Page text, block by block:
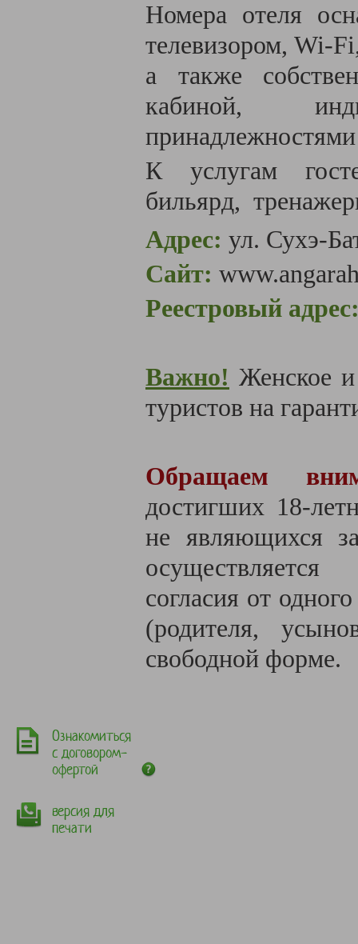
Номера отеля
телевизором, Wi-
а также
кабиной,
К услугам
бильярд,
Адрес: ул. Сухэ-
Сайт:
Реестровый
Важно! Женское
туристов на
Обращаем
достигших 18-
не являющихся
согласия от
(родителя,
свободной форме.
Ознакомиться
с договором-
офертой
версия для
печати